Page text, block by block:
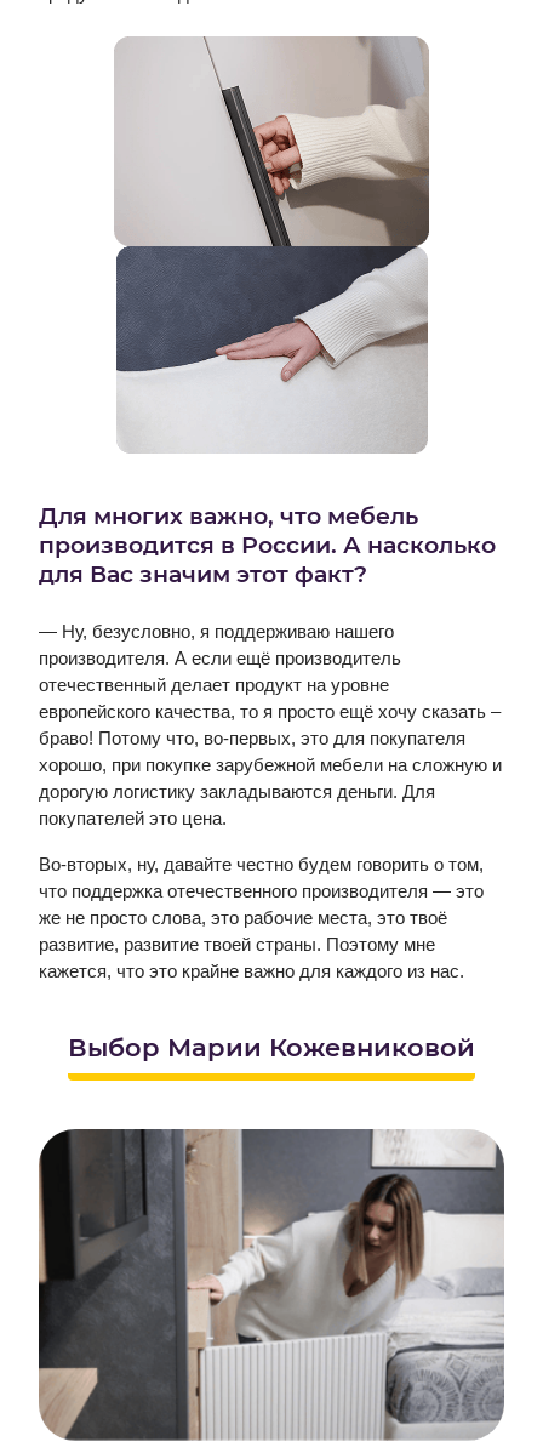
Для многих важно, что мебель
производится в России. А насколько
для Вас значим этот факт?
— Ну, безусловно, я поддерживаю нашего
производителя. А если ещё производитель
отечественный делает продукт на уровне
европейского качества, то я просто ещё хочу сказать –
браво! Потому что, во-первых, это для покупателя
хорошо, при покупке зарубежной мебели на сложную и
дорогую логистику закладываются деньги. Для
покупателей это цена.
Во-вторых, ну, давайте честно будем говорить о том,
что поддержка отечественного производителя — это
же не просто слова, это рабочие места, это твоё
развитие, развитие твоей страны. Поэтому мне
кажется, что это крайне важно для каждого из нас.
Выбор Марии Кожевниковой